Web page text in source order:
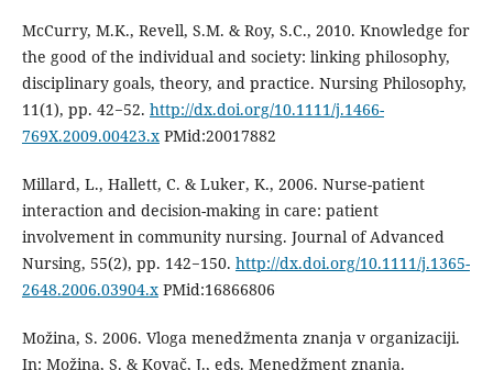
McCurry, M.K., Revell, S.M. & Roy, S.C., 2010. Knowledge for
the good of the individual and society: linking philosophy,
disciplinary goals, theory, and practice. Nursing Philosophy,
11(1), pp. 42−52. http://dx.doi.org/10.1111/j.1466-
769X.2009.00423.xPMid:20017882
Millard, L., Hallett, C. & Luker, K., 2006. Nurse-patient
interaction and decision-making in care: patient
involvement in community nursing. Journal of Advanced
Nursing, 55(2), pp. 142−150. http://dx.doi.org/10.1111/j.1365-
2648.2006.03904.xPMid:16866806
Možina, S. 2006. Vloga menedžmenta znanja v organizaciji.
In: Možina, S. & Kovač, J., eds. Menedžment znanja.